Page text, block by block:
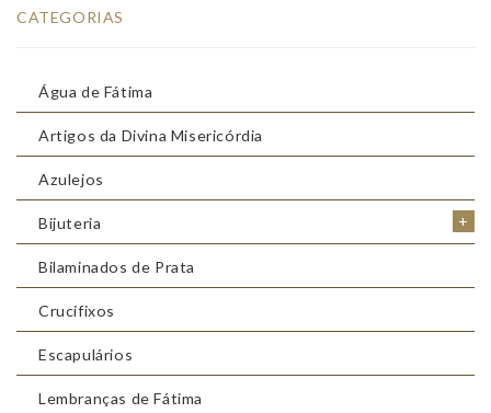
CATEGORIAS
Água de Fátima
Artigos da Divina Misericórdia
Azulejos
+
Bijuteria
Bilaminados de Prata
Crucifixos
Escapulários
Lembranças de Fátima